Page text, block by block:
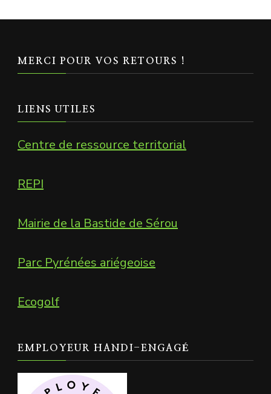
MERCI POUR VOS RETOURS !
LIENS UTILES
Centre de ressource territorial
REPI
Mairie de la Bastide de Sérou
Parc Pyrénées ariégeoise
Ecogolf
EMPLOYEUR HANDI-ENGAGÉ